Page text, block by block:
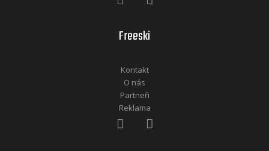
Freeski
Kontakt
O nás
Partneři
Reklama